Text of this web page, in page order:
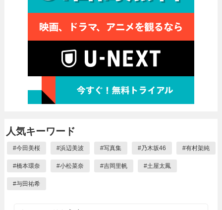
人気キーワード
#今田美桜 #浜辺美波 #写真集 #乃木坂46 #有村架純
#橋本環奈 #小松菜奈 #吉岡里帆 #土屋太鳳
#与田祐希